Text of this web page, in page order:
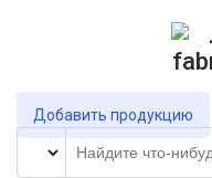
Добавить продукцию